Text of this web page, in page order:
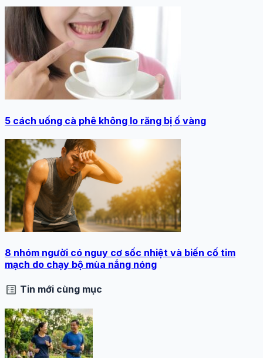
5 cách uống cà phê không lo răng bị ố vàng
8 nhóm người có nguy cơ sốc nhiệt và biến cố tim
mạch do chạy bộ mùa nắng nóng
list_alt Tin mới cùng mục